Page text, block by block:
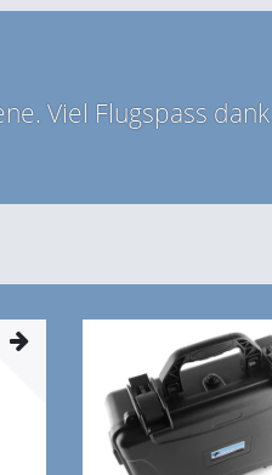
Viel Flugspass dank